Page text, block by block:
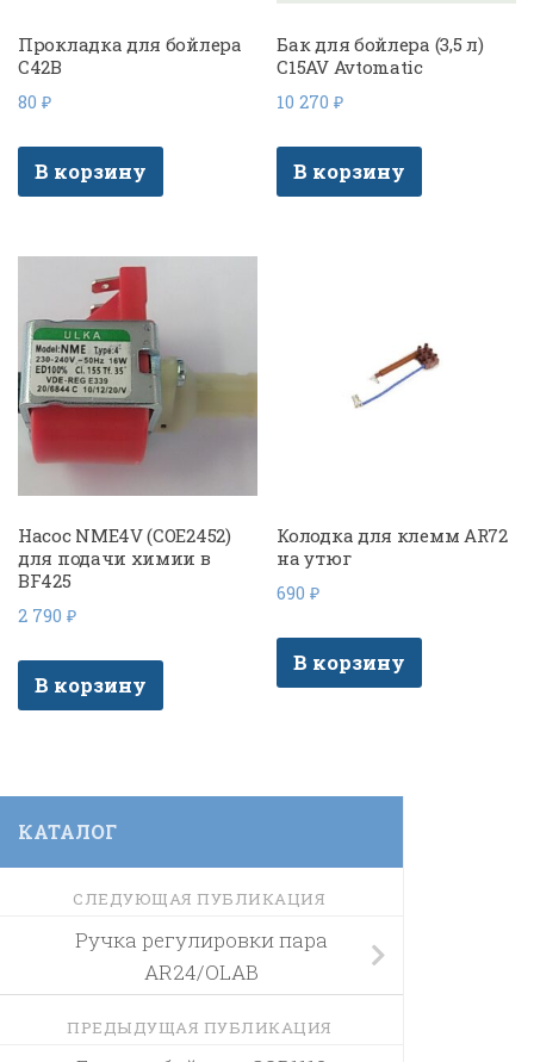
Прокладка для бойлера
C42B
80 ₽
В корзину
Бак для бойлера (3,5 л)
C15AV Avtomatic
10 270₽
В корзину
Насос NME4V (COE2452)
для подачи химии в
BF425
2 790 ₽
В корзину
Колодка для клемм AR72
на утюг
690₽
В корзину
КАТАЛОГ
СЛЕДУЮЩАЯ ПУБЛИКАЦИЯ
Ручка регулировки пара
AR24/OLAB
ПРЕДЫДУЩАЯ ПУБЛИКАЦИЯ